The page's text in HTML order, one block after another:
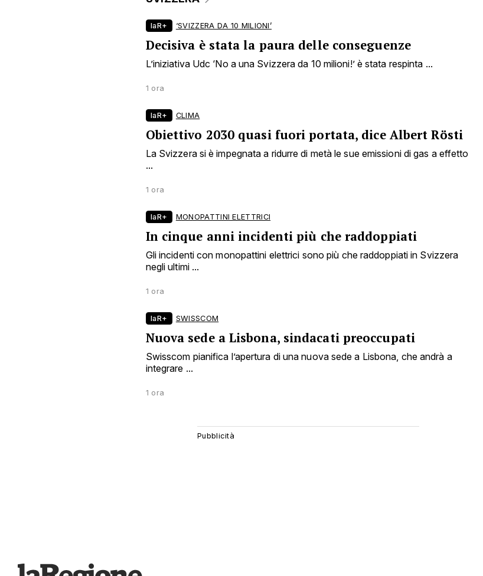
laR+ ‘SVIZZERA DA 10 MILIONI’
Decisiva è stata la paura delle conseguenze
L’iniziativa Udc ‘No a una Svizzera da 10 milioni!’ è stata respinta ...
1 ora
laR+ CLIMA
Obiettivo 2030 quasi fuori portata, dice Albert Rösti
La Svizzera si è impegnata a ridurre di metà le sue emissioni di gas a effetto
...
1 ora
laR+ MONOPATTINI ELETTRICI
In cinque anni incidenti più che raddoppiati
Gli incidenti con monopattini elettrici sono più che raddoppiati in Svizzera
negli ultimi ...
1 ora
laR+ SWISSCOM
Nuova sede a Lisbona, sindacati preoccupati
Swisscom pianifica l’apertura di una nuova sede a Lisbona, che andrà a
integrare ...
1 ora